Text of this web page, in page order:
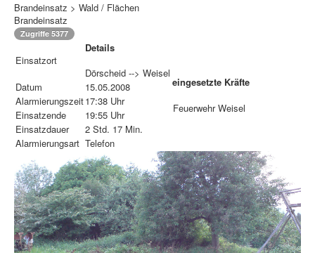
Brandeinsatz > Wald / Flächen
Brandeinsatz
Zugriffe 5377
Einsatzort
Details
Dörscheid --> Weisel
Datum
15.05.2008
Alarmierungszeit17:38 Uhr
Einsatzende
19:55 Uhr
Einsatzdauer
2 Std. 17 Min.
Alarmierungsart Telefon
eingesetzte Kräfte
Feuerwehr Weisel